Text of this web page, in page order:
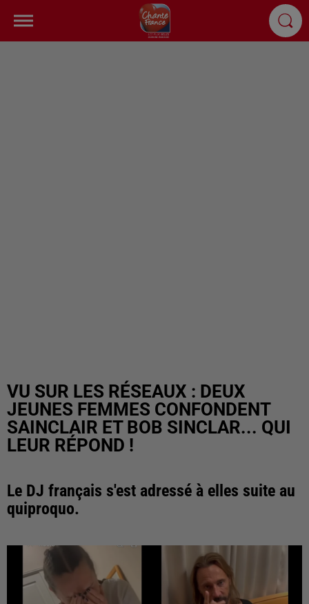
VU SUR LES RÉSEAUX : DEUX
JEUNES FEMMES CONFONDENT
SAINCLAIR ET BOB SINCLAR... QUI
LEUR RÉPOND !
Le DJ français s'est adressé à elles suite au
quiproquo.